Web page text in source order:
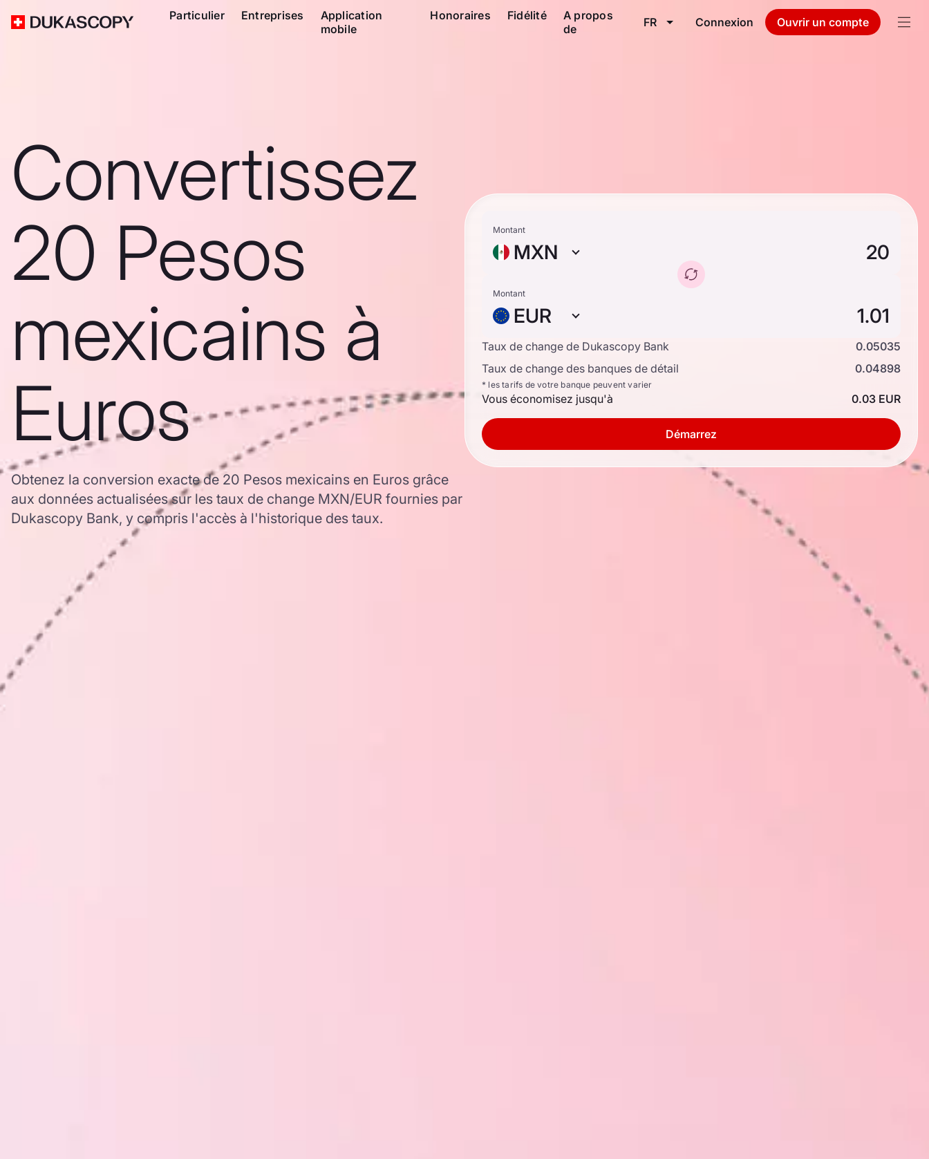
Particulier Entreprises
Application
mobile
Honoraires Fidélité
A propos
de
FR Connexion Ouvrir un compte
Convertissez
20 Pesos
mexicains à
Euros
Obtenez la conversion exacte de 20 Pesos mexicains en Euros grâce
aux données actualisées sur les taux de change MXN/EUR fournies par
Dukascopy Bank, y compris l'accès à l'historique des taux.
Montant
MXN
Montant
EUR
Taux de change de Dukascopy Bank
0.05035
Taux de change des banques de détail
0.04898
* les tarifs de votre banque peuvent varier
Vous économisez jusqu'à 0.03 EUR
Démarrez